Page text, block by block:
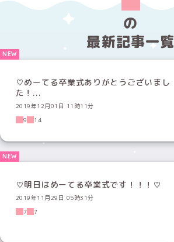
の
最新記事一覧
♡めーてる卒業式ありがとうございまし
た！...
2019年12月01日 11時11分
9
14
♡明日はめーてる卒業式です！！！♡
2019年11月29日 05時31分
7
7